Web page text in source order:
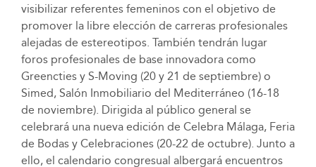
visibilizar referentes femeninos con el objetivo de
promover la libre elección de carreras profesionales
alejadas de estereotipos. También tendrán lugar
foros profesionales de base innovadora como
Greencties y S-Moving (20 y 21 de septiembre) o
Simed, Salón Inmobiliario del Mediterráneo (16-18
de noviembre). Dirigida al público general se
celebrará una nueva edición de Celebra Málaga, Feria
de Bodas y Celebraciones (20-22 de octubre). Junto a
ello, el calendario congresual albergará encuentros